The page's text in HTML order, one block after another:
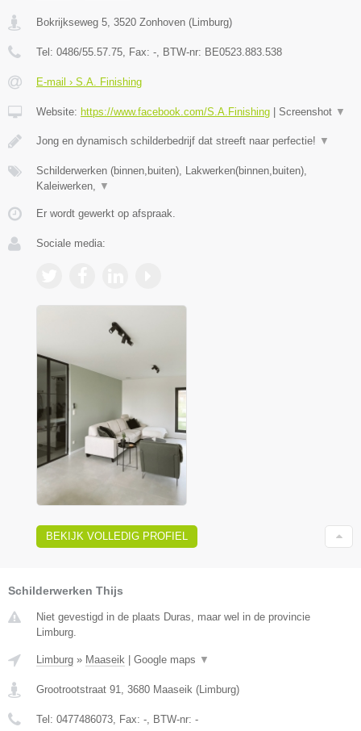
Bokrijkseweg 5 3520 Zonhoven ( Limburg)
Tel: 0486/55.57.75 , Fax: - , BTW-nr: BE0523.883.538
E-mail › S.A. Finishing
Website: https://www.facebook.com/S.A.Finishing Screenshot ▼
Jong en dynamisch schilderbedrijf dat streeft naar perfectie! ▼
Schilderwerken (binnen,buiten), Lakwerken(binnen,buiten),
Kaleiwerken,
▼
Er wordt gewerkt op afspraak.
Sociale media:
BEKIJK VOLLEDIG PROFIEL
Schilderwerken Thijs
Niet gevestigd in de plaats Duras, maar wel in de provincie
Limburg.
Limburg » Maaseik Google maps ▼
Grootrootstraat 91, 3680 Maaseik (Limburg)
Tel: 0477486073, Fax: -, BTW-nr: -